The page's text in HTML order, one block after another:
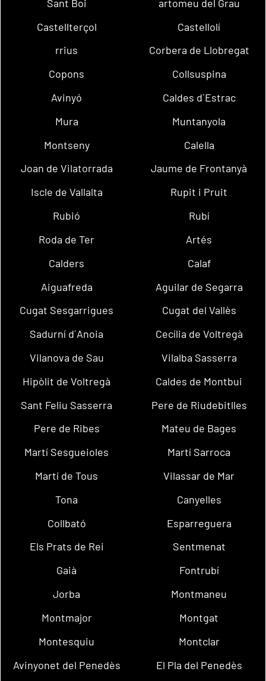
Sant Boi
artomeu del Grau
Castellterçol
Castellolí
rrius
Corbera de Llobregat
Copons
Collsuspina
Avinyó
Caldes d´Estrac
Mura
Muntanyola
Montseny
Calella
Joan de Vilatorrada
Jaume de Frontanyà
Iscle de Vallalta
Rupit i Pruit
Rubió
Rubí
Roda de Ter
Artés
Calders
Calaf
Aiguafreda
Aguilar de Segarra
Cugat Sesgarrigues
Cugat del Vallès
Sadurní d´Anoia
Cecília de Voltregà
Vilanova de Sau
Vilalba Sasserra
Hipòlit de Voltregà
Caldes de Montbui
Sant Feliu Sasserra
Pere de Riudebitlles
Pere de Ribes
Mateu de Bages
Martí Sesgueioles
Martí Sarroca
Martí de Tous
Vilassar de Mar
Tona
Canyelles
Collbató
Esparreguera
Els Prats de Rei
Sentmenat
Gaià
Fontrubí
Jorba
Montmaneu
Montmajor
Montgat
Montesquiu
Montclar
Avinyonet del Penedès
El Pla del Penedès